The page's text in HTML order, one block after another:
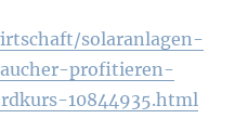
solaranlagen-
profitieren-
10844935.html